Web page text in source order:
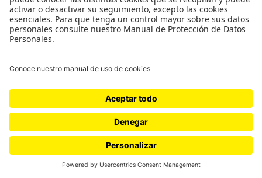
armamento, con altos contactos políticos y
gubernamentales.
Podrían haberla acusado también de influenciar a
1960), pues el delincuente juvenil que roba un auto
para descubrir en él un arma, cometer un crimen y
refugiarse luego en el pequeño apartamento de su
pareja, no solo hace parte de Ascensor para el
cadalso sino que está presente así mismo en el
primer largometraje de Godard. ¿Coincidencia?
Godard trabajaba como crítico de cine cuando se
estrenó el filme de Malle y es muy probable que lo